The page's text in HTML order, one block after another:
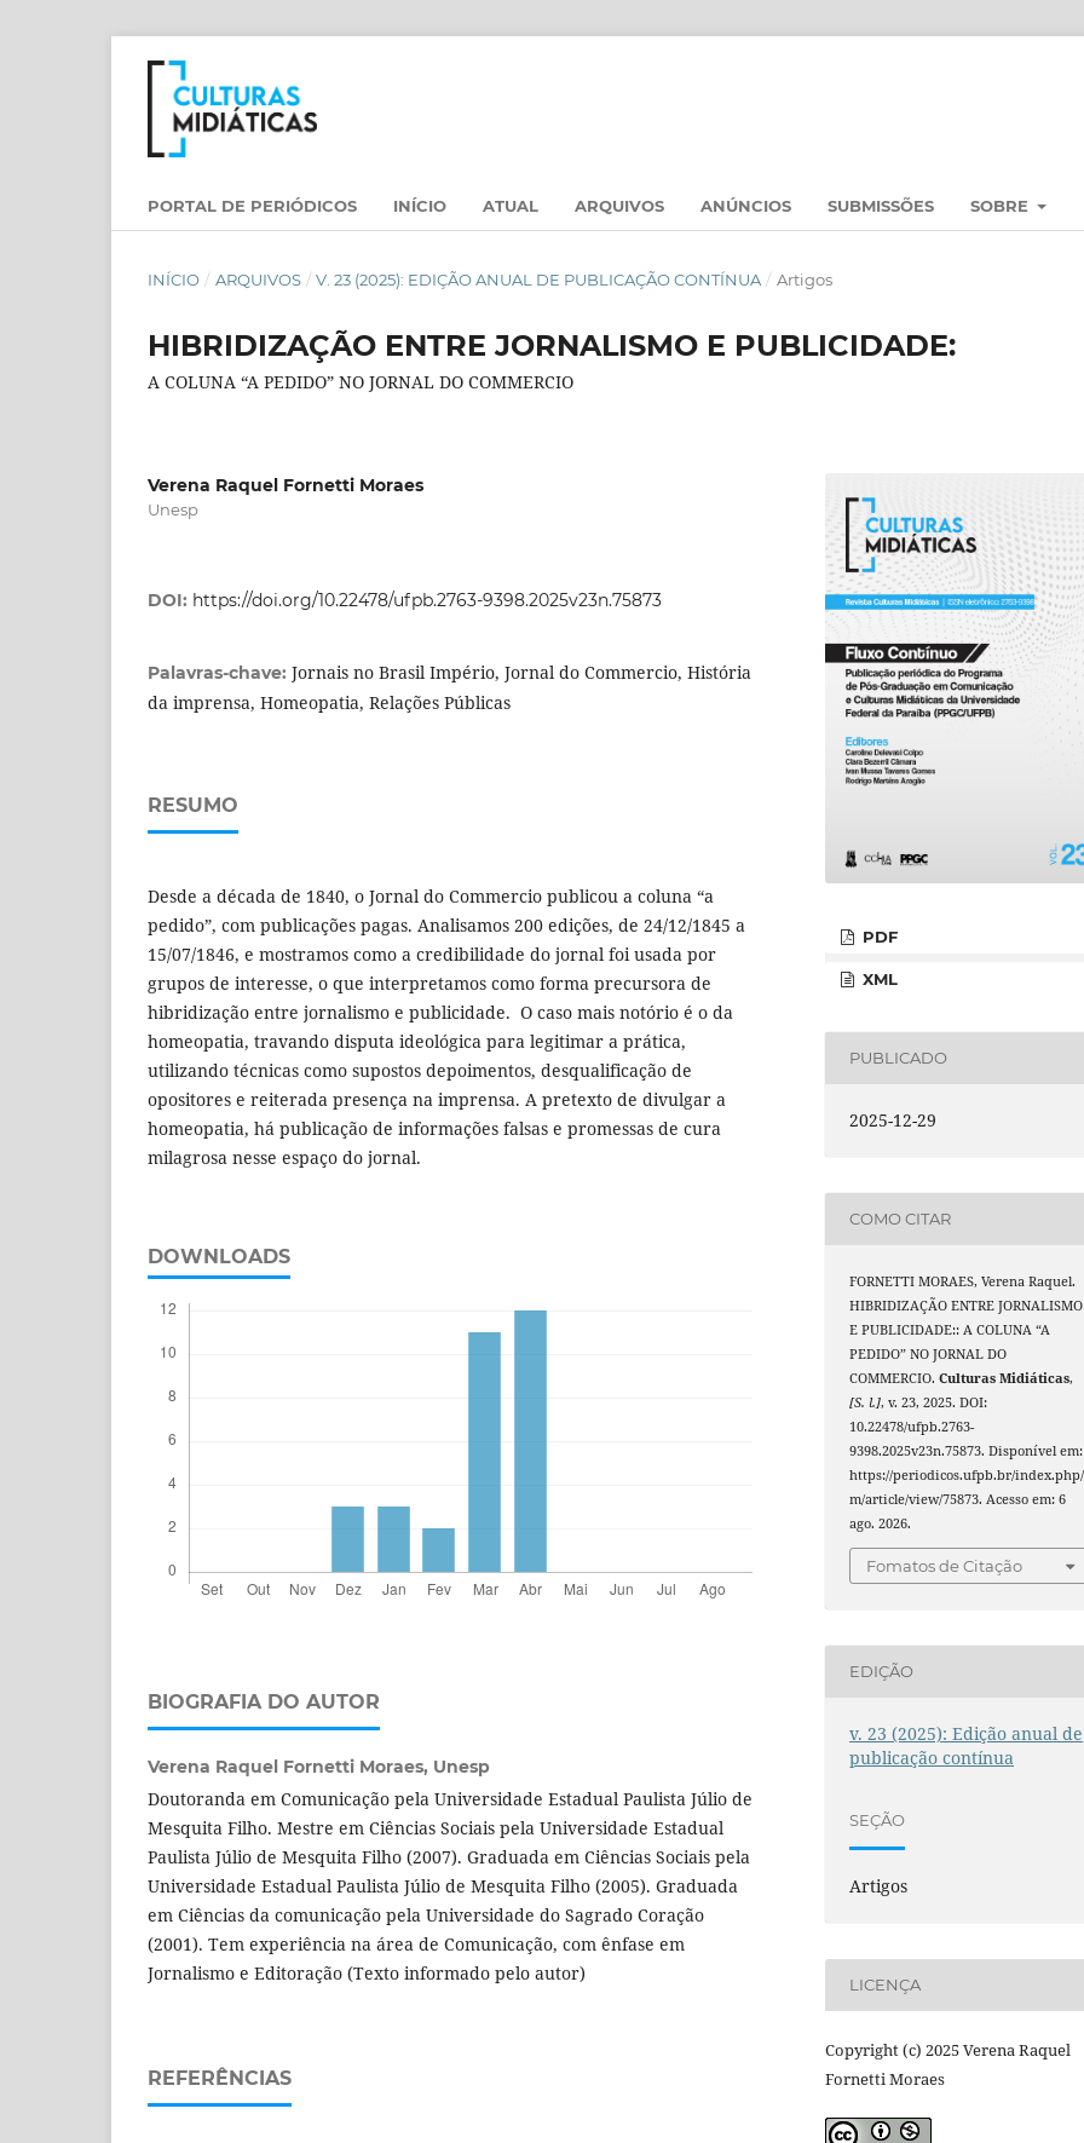
PORTAL DE PERIÓDICOS INÍCIO ATUAL ARQUIVOS ANÚNCIOS SUBMISSÕES SOBRE
INÍCIO / ARQUIVOS / V. 23 (2025): EDIÇÃO ANUAL DE PUBLICAÇÃO CONTÍNUA / Artigos
HIBRIDIZAÇÃO ENTRE JORNALISMO E PUBLICIDADE:
A COLUNA “A PEDIDO” NO JORNAL DO COMMERCIO
Verena Raquel Fornetti Moraes
Unesp
DOI: https://doi.org/10.22478/ufpb.2763-9398.2025v23n.75873
Palavras-chave: Jornais no Brasil Império, Jornal do Commercio, História
da imprensa, Homeopatia, Relações Públicas
RESUMO
Desde a década de 1840, o Jornal do Commercio publicou a coluna “a
pedido”, com publicações pagas. Analisamos 200 edições, de 24/12/1845 a
15/07/1846, e mostramos como a credibilidade do jornal foi usada por
grupos de interesse, o que interpretamos como forma precursora de
hibridização entre jornalismo e publicidade. O caso mais notório é o da
homeopatia, travando disputa ideológica para legitimar a prática,
utilizando técnicas como supostos depoimentos, desqualificação de
opositores e reiterada presença na imprensa. A pretexto de divulgar a
homeopatia, há publicação de informações falsas e promessas de cura
milagrosa nesse espaço do jornal.
DOWNLOADS
BIOGRAFIA DO AUTOR
Verena Raquel Fornetti Moraes, Unesp
Doutoranda em Comunicação pela Universidade Estadual Paulista Júlio de
Mesquita Filho. Mestre em Ciências Sociais pela Universidade Estadual
Paulista Júlio de Mesquita Filho (2007). Graduada em Ciências Sociais pela
Universidade Estadual Paulista Júlio de Mesquita Filho (2005). Graduada
em Ciências da comunicação pela Universidade do Sagrado Coração
(2001). Tem experiência na área de Comunicação, com ênfase em
Jornalismo e Editoração (Texto informado pelo autor)
REFERÊNCIAS
PDF
XML
PUBLICADO
2025-12-29
COMO CITAR
FORNETTI MORAES, Verena Raquel.
HIBRIDIZAÇÃO ENTRE JORNALISMO
E PUBLICIDADE:: A COLUNA “A
PEDIDO” NO JORNAL DO
COMMERCIO.Culturas Midiáticas,
[S. l.], v. 23, 2025. DOI:
10.22478/ufpb.2763-
9398.2025v23n.75873. Disponível em:
https://periodicos.ufpb.br/
m/article/view/75873. Acesso em: 6
ago. 2026.
Fomatos de Citação
EDIÇÃO
v. 23 (2025): Edição anual de
publicação contínua
SEÇÃO
Artigos
LICENÇA
Copyright (c) 2025 Verena Raquel
Fornetti Moraes